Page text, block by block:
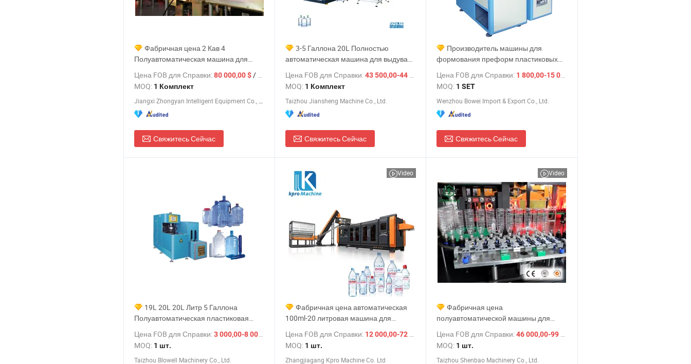
Фабричная цена 2 Кав 4
Полуавтоматическая машина для
производства пластиковых бутылок
для минеральной воды, машина для
выдува, изготовления банок,
растяжного выдува, формовочная
машина
Цена FOB для Справки:80 000,00 $/ Комплект
MOQ: 1 Комплект
Свяжитесь Сейчас
3-5 Галлона 20L Полностью
автоматическая машина для выдува
машина для выдува пластиковых
бутылок с растяжением, цена машины
для выдува пластиковых бутылок
Цена FOB для Справки:43 500,00-44 000,00 $
/ Комплект
MOQ: 1 Комплект
Taizhou Jiansheng Machine Co., Ltd.
Свяжитесь Сейчас
Производитель машины для
формования преформ пластиковых
Цена FOB для Справки: 1 800,00-15 000,00 $
MOQ: 1 SET
Wenzhou Bowei Import & Export Co., Ltd.
Свяжитесь Сейчас
19L 20L 20L Литр 5 Галлона
Полуавтоматическая пластиковая
воды, машина для производства
бутылок методом растяжного выдува,
цена формы
Цена FOB для Справки:3 000,00-8 000,00 $
/ шт.
MOQ: 1 шт.
Taizhou Blowell Machinery Co., Ltd.
Video
Фабричная цена автоматическая
100ml-20 литровая машина для
бутылок для чистой минеральной
воды и напитков
Цена FOB для Справки: 12 000,00-72 000,00 $
/ шт.
MOQ: 1 шт.
Zhangjiagang Kpro Machine Co. Ltd
Video
Фабричная цена
полуавтоматической машины для
выдува для производства бутылок на
2~10 литров 3~5 галлонов для
минеральной воды и масляных
Цена FOB для Справки:46 000,00-99 000,00 $
MOQ: 1 шт.
Taizhou Shenbao Machinery Co., Ltd.